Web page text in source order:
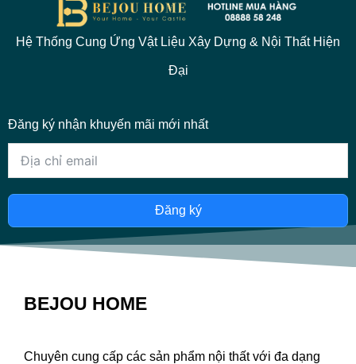
Hệ Thống Cung Ứng Vật Liệu Xây Dựng & Nội Thất Hiện
Đại
Đăng ký nhận khuyến mãi mới nhất
Đăng ký
BEJOU HOME
Chuyên cung cấp các sản phẩm nội thất với đa dạng